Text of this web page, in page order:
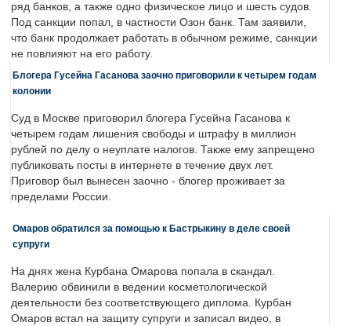
ряд банков, а также одно физическое лицо и шесть судов.
Под санкции попал, в частности Озон банк. Там заявили,
что банк продолжает работать в обычном режиме, санкции
не повлияют на его работу.
Блогера Гусейна Гасанова заочно приговорили к четырем годам
колонии
Суд в Москве приговорил блогера Гусейна Гасанова к
четырем годам лишения свободы и штрафу в миллион
рублей по делу о неуплате налогов. Также ему запрещено
публиковать посты в интернете в течение двух лет.
Приговор был вынесен заочно - блогер проживает за
пределами России.
Омаров обратился за помощью к Бастрыкину в деле своей
супруги
На днях жена Курбана Омарова попала в скандал.
Валерию обвинили в ведении косметологической
деятельности без соответствующего диплома. Курбан
Омаров встал на защиту супруги и записал видео, в